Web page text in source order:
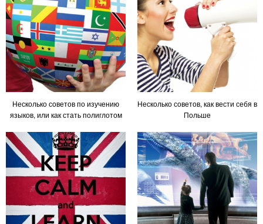
Несколько советов по изучению
языков, или как стать полиглотом
Несколько советов, как вести себя в
Польше